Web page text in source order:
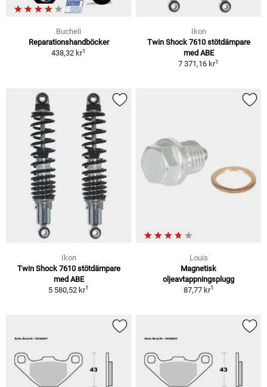
Bucheli
Reparationshandböcker
438,32 kr1
Ikon
Twin Shock 7610 stötdämpare
med ABE
7 371,16 kr1
Ikon
Twin Shock 7610 stötdämpare
med ABE
5 580,52 kr1
Louis
Magnetisk
oljeavtappningsplugg
87,77 kr1